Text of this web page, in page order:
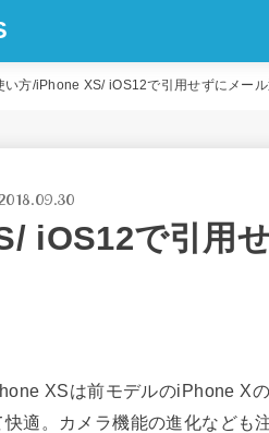
い方 iPhone XS/ iOS12で引用せずにメー
2018.09.30
iOS12で引用
XSは前モデルのiPhone X
適。カメラ機能の進化なども